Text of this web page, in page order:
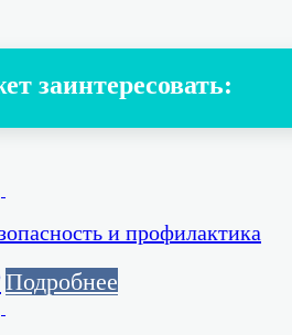
заинтересовать:
Подробнее
и профилактика